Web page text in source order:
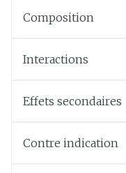
Composition
Interactions
Effets secondaires
Contre indication